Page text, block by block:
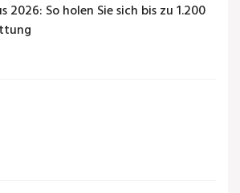
2026: So holen Sie sich bis zu 1.200